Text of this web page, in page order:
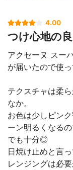
4.00
つけ心地の
アクセーヌ スー
が届いたので使っ
テクスチャは柔
なか。
お色は少しピン
ーン明るくなる
でも十分◎
日焼け止めと言
レンジングは必